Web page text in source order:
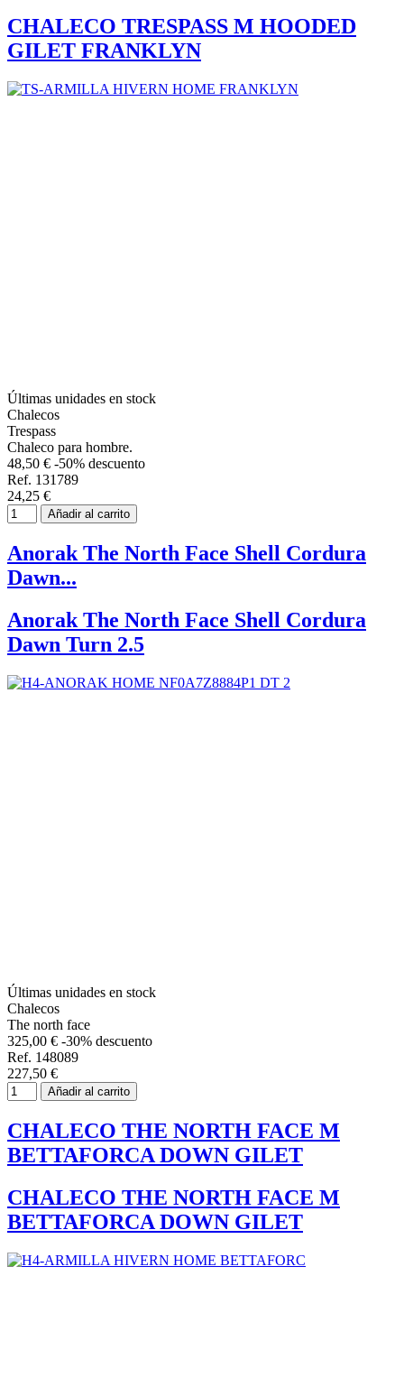
CHALECO TRESPASS M HOODED
GILET FRANKLYN
Últimas unidades en stock
Chalecos
Trespass
Chaleco para hombre.
48,50 € -50% descuento
Ref. 131789
24,25 €
Añadir al carrito
Anorak The North Face Shell Cordura
Dawn...
Anorak The North Face Shell Cordura
Dawn Turn 2.5
Últimas unidades en stock
Chalecos
The north face
325,00 € -30% descuento
Ref. 148089
227,50 €
Añadir al carrito
CHALECO THE NORTH FACE M
BETTAFORCA DOWN GILET
CHALECO THE NORTH FACE M
BETTAFORCA DOWN GILET